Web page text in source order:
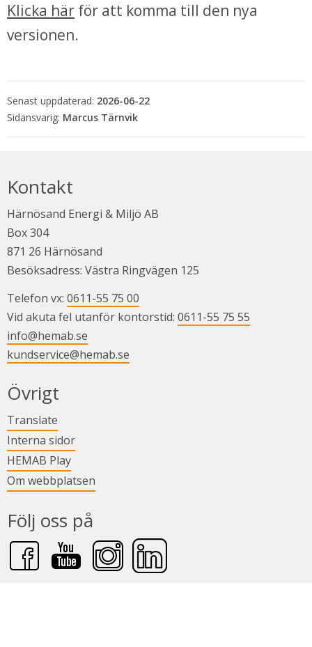
i nytt fönster.
Klicka här för att komma till den nya
versionen.
Senast uppdaterad: 2026-06-22
Marcus Tärnvik
Kontakt
Härnösand Energi & Miljö AB
Box 304
871 26 Härnösand
Besöksadress: Västra Ringvägen 125
Telefon vx: 0611-55 75 00
Vid akuta fel utanför kontorstid: 0611-55 75 55
info@hemab.se
kundservice@hemab.se
Övrigt
Translate
Interna sidorLänk till annan webbplats.
HEMAB PlayLänk till annan webbplats.
Om webbplatsen
Följ oss på